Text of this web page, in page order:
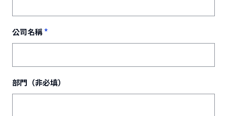
公司名稱*
部門（非必填）